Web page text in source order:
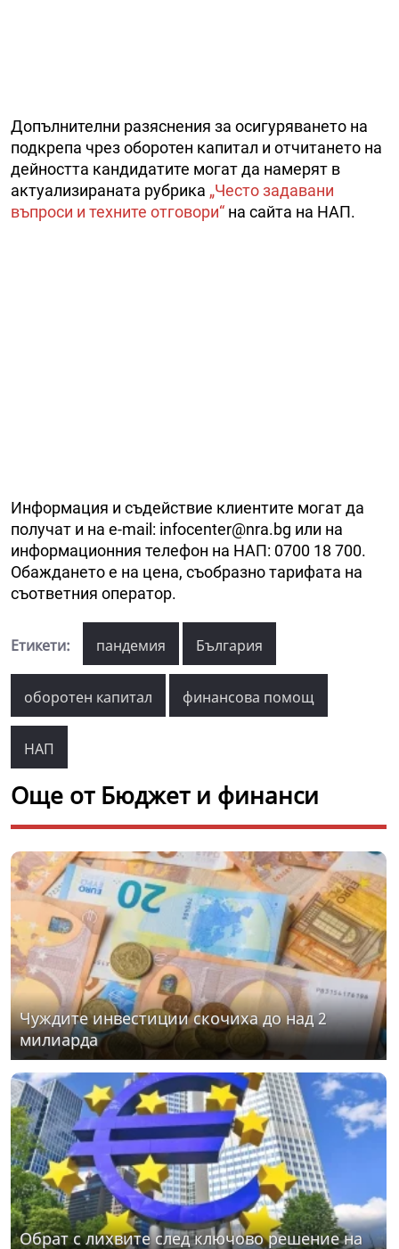
Допълнителни разяснения за осигуряването на
подкрепа чрез оборотен капитал и отчитането на
дейността кандидатите могат да намерят в
актуализираната рубрика „Често задавани
въпроси и техните отговори“ на сайта на НАП.
Информация и съдействие клиентите могат да
получат и на e-mail: infocenter@nra.bg или на
информационния телефон на НАП: 0700 18 700.
Обаждането е на цена, съобразно тарифата на
съответния оператор.
Етикети: пандемия България
оборотен капитал финансова помощ
НАП
Още от Бюджет и финанси
Чуждите инвестиции скочиха до над 2
милиарда
Обрат с лихвите след ключово решение на